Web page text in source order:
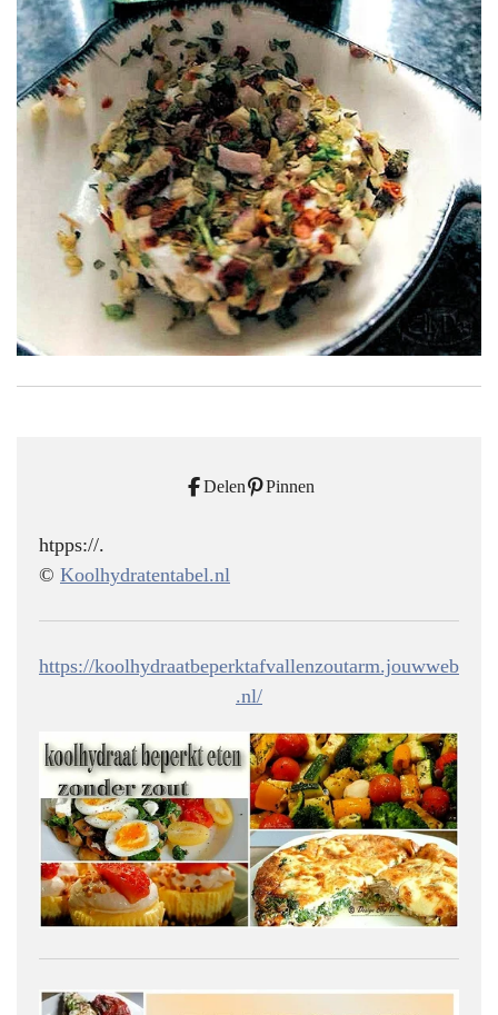
Delen Pinnen
htpps://.
© Koolhydratentabel.nl
https://koolhydraatbeperktafvallenzoutarm.jouwweb
.nl/